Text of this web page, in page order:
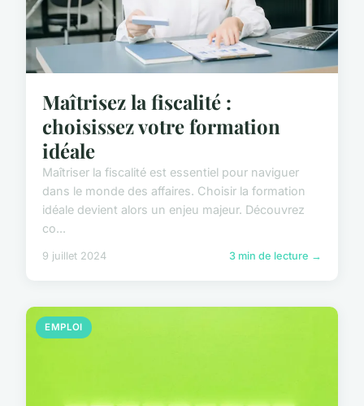
Maîtrisez la fiscalité :
choisissez votre formation
idéale
Maîtriser la fiscalité est essentiel pour naviguer
dans le monde des affaires. Choisir la formation
idéale devient alors un enjeu majeur. Découvrez
co...
9 juillet 2024 3 min de lecture →
EMPLOI